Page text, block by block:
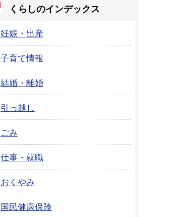
くらしのインデックス
妊娠・出産
子育て情報
結婚・離婚
引っ越し
ごみ
仕事・就職
おくやみ
国民健康保険